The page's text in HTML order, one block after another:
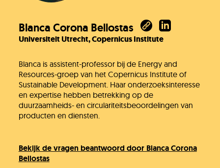
Blanca Corona Bellostas
Universiteit Utrecht, Copernicus Institute
Blanca is assistent-professor bij de Energy and
Resources-groep van het Copernicus Institute of
Sustainable Development. Haar onderzoeksinteresse
en expertise hebben betrekking op de
duurzaamheids- en circulariteitsbeoordelingen van
producten en diensten.
Bekijk de vragen beantwoord door Blanca Corona
Bellostas